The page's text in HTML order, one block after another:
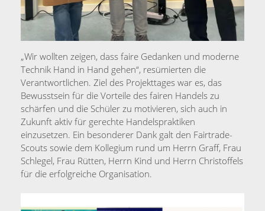
„Wir wollten zeigen, dass faire Gedanken und moderne
Technik Hand in Hand gehen“, resümierten die
Verantwortlichen. Ziel des Projekttages war es, das
Bewusstsein für die Vorteile des fairen Handels zu
schärfen und die Schüler zu motivieren, sich auch in
Zukunft aktiv für gerechte Handelspraktiken
einzusetzen. Ein besonderer Dank galt den Fairtrade-
Scouts sowie dem Kollegium rund um Herrn Graff, Frau
Schlegel, Frau Rütten, Herrn Kind und Herrn Christoffels
für die erfolgreiche Organisation.